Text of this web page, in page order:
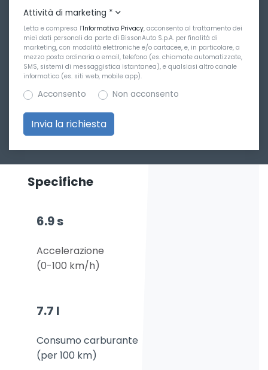
Attività di marketing *
Letta e compresa l’Informativa Privacy, acconsento al trattamento dei
miei dati personali da parte di BissonAuto S.p.A. per finalità di
marketing, con modalità elettroniche e/o cartacee, e, in particolare, a
mezzo posta ordinaria o email, telefono (es. chiamate automatizzate,
SMS, sistemi di messaggistica istantanea), e qualsiasi altro canale
informatico (es. siti web, mobile app).
Acconsento Non acconsento
Specifiche
6.9 s
Accelerazione
(0-100 km/h)
7.7 l
Consumo carburante
(per 100 km)